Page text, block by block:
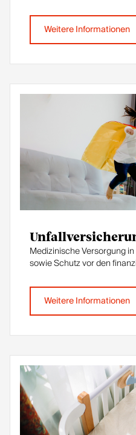
Weitere Informationen
Medizinische Versorgung
sowie Schutz vor den
Weitere Informationen